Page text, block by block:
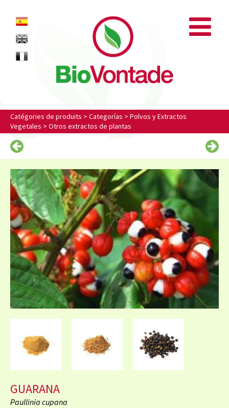
Biovontade
ES
EN
FR
Catégories de produits > Categorías > Polvos y Extractos
Vegetales > Otros extractos de plantas
GUARANA
Paullinia cupana